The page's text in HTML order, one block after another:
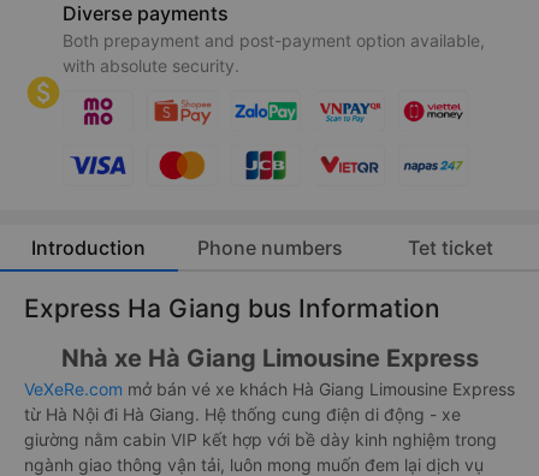
Diverse payments
Both prepayment and post-payment option available,
with absolute security.
Introduction Phone numbers Tet ticket
Express Ha Giang bus Information
Nhà xe Hà Giang Limousine Express
VeXeRe.com mở bán vé xe khách Hà Giang Limousine Express
từ Hà Nội đi Hà Giang. Hệ thống cung điện di động - xe
giường nằm cabin VIP kết hợp với bề dày kinh nghiệm trong
ngành giao thông vận tải, luôn mong muốn đem lại dịch vụ